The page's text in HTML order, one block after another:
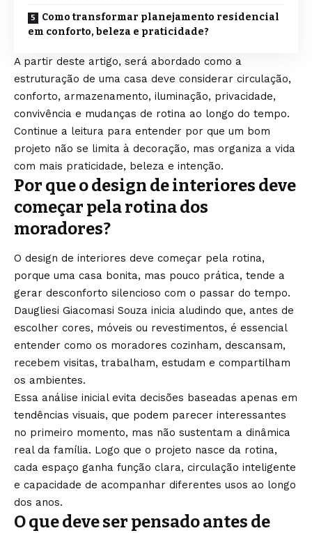
Como transformar planejamento residencial
em conforto, beleza e praticidade?
A partir deste artigo, será abordado como a
estruturação de uma casa deve considerar circulação,
conforto, armazenamento, iluminação, privacidade,
convivência e mudanças de rotina ao longo do tempo.
Continue a leitura para entender por que um bom
projeto não se limita à decoração, mas organiza a vida
com mais praticidade, beleza e intenção.
Por que o design de interiores deve
começar pela rotina dos
moradores?
O design de interiores deve começar pela rotina,
porque uma casa bonita, mas pouco prática, tende a
gerar desconforto silencioso com o passar do tempo.
Daugliesi Giacomasi Souza inicia aludindo que, antes de
escolher cores, móveis ou revestimentos, é essencial
entender como os moradores cozinham, descansam,
recebem visitas, trabalham, estudam e compartilham
os ambientes.
Essa análise inicial evita decisões baseadas apenas em
tendências visuais, que podem parecer interessantes
no primeiro momento, mas não sustentam a dinâmica
real da família. Logo que o projeto nasce da rotina,
cada espaço ganha função clara, circulação inteligente
e capacidade de acompanhar diferentes usos ao longo
dos anos.
O que deve ser pensado antes de